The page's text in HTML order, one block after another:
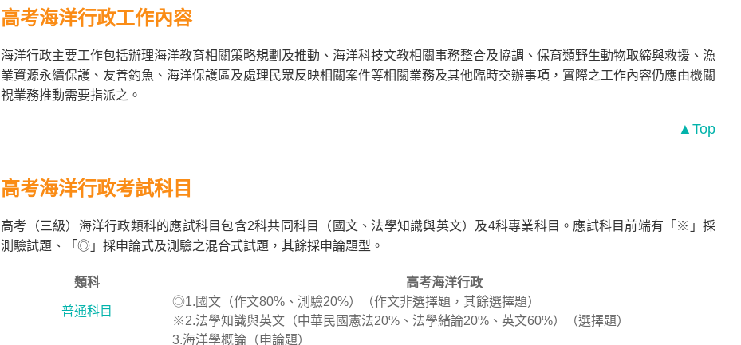
高考海洋行政工作內容
海洋行政主要工作包括辦理海洋教育相關策略規劃及推動、海洋科技文教相關事務整合及協調、保育類野生動物取締與救援、漁
業資源永續保護、友善釣魚、海洋保護區及處理民眾反映相關案件等相關業務及其他臨時交辦事項，實際之工作內容仍應由機關
視業務推動需要指派之。
▲Top
高考海洋行政考試科目
高考（三級）海洋行政類科的應試科目包含2科共同科目（國文、法學知識與英文）及4科專業科目。應試科目前端有「※」採
測驗試題、「◎」採申論式及測驗之混合式試題，其餘採申論題型。
類科 高考海洋行政
普通科目
◎1.國文（作文80%、測驗20%）（作文非選擇題，其餘選擇題）
※2.法學知識與英文（中華民國憲法20%、法學緒論20%、英文60%）（選擇題）
3.海洋學概論（申論題）